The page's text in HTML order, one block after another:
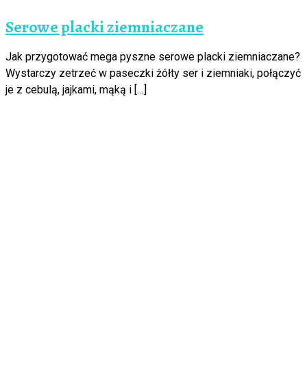
Serowe placki ziemniaczane
Jak przygotować mega pyszne serowe placki ziemniaczane?
Wystarczy zetrzeć w paseczki żółty ser i ziemniaki, połączyć
je z cebulą, jajkami, mąką i […]